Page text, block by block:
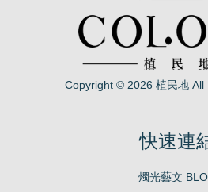
Copyright © 2026 植民地 All
快速連
燭光藝文